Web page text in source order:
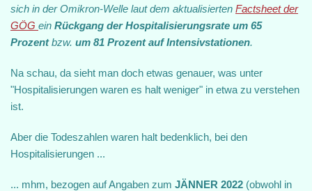
sich in der Omikron-Welle laut dem aktualisierten Factsheet der
GÖG ein Rückgang der Hospitalisierungsrate um 65
Prozentbzw. um 81 Prozent auf Intensivstationen.
Na schau, da sieht man doch etwas genauer, was unter
"Hospitalisierungen waren es halt weniger" in etwa zu verstehen
ist.
Aber die Todeszahlen waren halt bedenklich, bei den
Hospitalisierungen ...
... mhm, bezogen auf Angaben zum JÄNNER 2022 (obwohl in